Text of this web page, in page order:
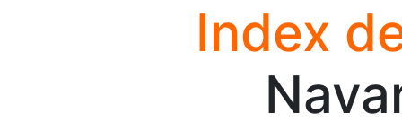
Index